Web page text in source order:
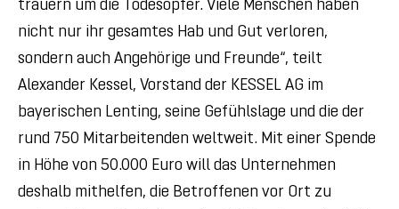
trauern um die Todesopfer. Viele Menschen haben
nicht nur ihr gesamtes Hab und Gut verloren,
sondern auch Angehörige und Freunde“, teilt
Alexander Kessel, Vorstand der KESSEL AG im
bayerischen Lenting, seine Gefühlslage und die der
rund 750 Mitarbeitenden weltweit. Mit einer Spende
in Höhe von 50.000 Euro will das Unternehmen
deshalb mithelfen, die Betroffenen vor Ort zu